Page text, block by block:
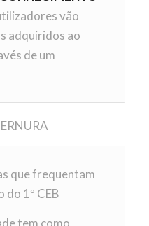
vão
adquiridos ao
de um
que frequentam
do 1º CEB
tem como